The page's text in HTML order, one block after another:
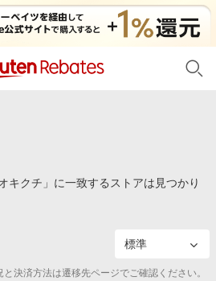
キクチ」に一致するストアは見つかり
決済方法は遷移先ページでご確認ください。